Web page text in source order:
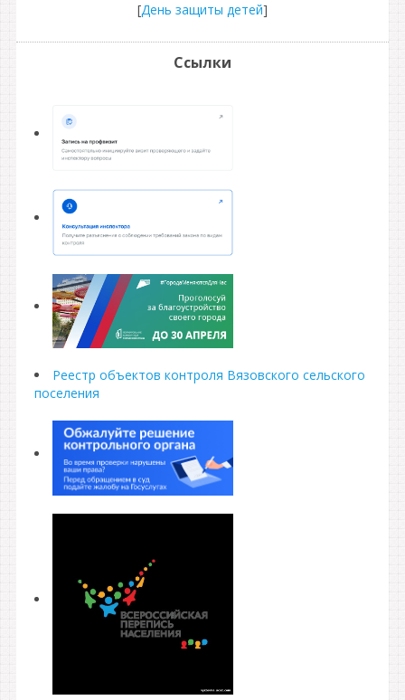
[День защиты детей]
Ссылки
Реестр объектов контроля Вязовского сельского
поселения